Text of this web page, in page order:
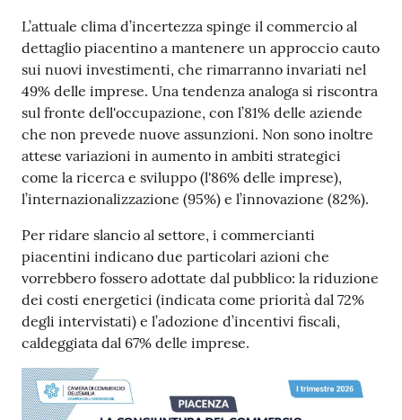
Seguici
su
L’attuale clima d’incertezza spinge il commercio al
dettaglio piacentino a mantenere un approccio cauto
sui nuovi investimenti, che rimarranno invariati nel
49% delle imprese. Una tendenza analoga si riscontra
sul fronte dell'occupazione, con l’81% delle aziende
che non prevede nuove assunzioni. Non sono inoltre
attese variazioni in aumento in ambiti strategici
come la ricerca e sviluppo (l'86% delle imprese),
l’internazionalizzazione (95%) e l’innovazione (82%).
Per ridare slancio al settore, i commercianti
piacentini indicano due particolari azioni che
vorrebbero fossero adottate dal pubblico: la riduzione
dei costi energetici (indicata come priorità dal 72%
degli intervistati) e l’adozione d’incentivi fiscali,
caldeggiata dal 67% delle imprese.